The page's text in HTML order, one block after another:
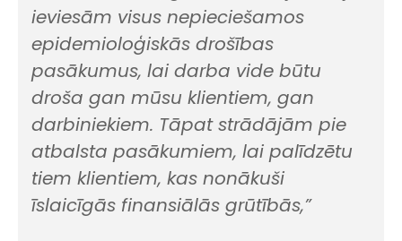
ieviesām visus nepieciešamos
epidemioloģiskās drošības
pasākumus, lai darba vide būtu
droša gan mūsu klientiem, gan
darbiniekiem. Tāpat strādājām pie
atbalsta pasākumiem, lai palīdzētu
tiem klientiem, kas nonākuši
īslaicīgās finansiālās grūtībās,”